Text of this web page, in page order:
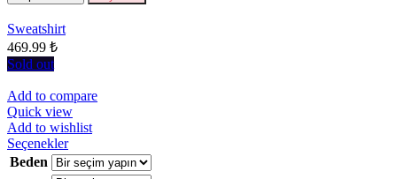
Sweatshirt
469.99 ₺
Sold out
Add to compare
Quick view
Add to wishlist
SeçeneklerBu
ürünün
birden
Beden